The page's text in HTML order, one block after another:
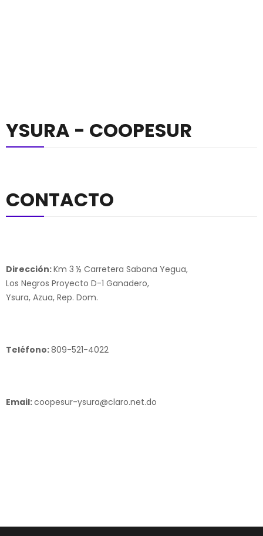
YSURA - COOPESUR
CONTACTO
Dirección:Km 3 ½ Carretera Sabana Yegua,
Los Negros Proyecto D-1 Ganadero,
Ysura, Azua, Rep. Dom.
Teléfono:809-521-4022
Email:coopesur-ysura@claro.net.do